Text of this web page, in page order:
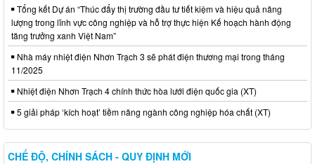
Tổng kết Dự án “Thúc đẩy thị trường đầu tư tiết kiệm và hiệu quả năng
lượng trong lĩnh vực công nghiệp và hỗ trợ thực hiện Kế hoạch hành động
tăng trưởng xanh Việt Nam”
Nhà máy nhiệt điện Nhơn Trạch 3 sẽ phát điện thương mại trong tháng
11/2025
Nhiệt điện Nhơn Trạch 4 chính thức hòa lưới điện quốc gia (XT)
5 giải pháp ‘kích hoạt’ tiềm năng ngành công nghiệp hóa chất (XT)
CHẾ ĐỘ, CHÍNH SÁCH - QUY ĐỊNH MỚI